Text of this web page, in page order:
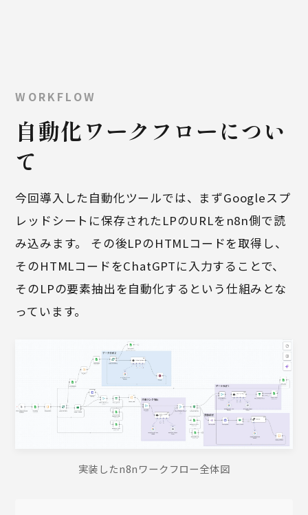
WORKFLOW
自動化ワークフローについ
て
今回導入した自動化ツールでは、まずGoogleスプ
レッドシートに保存されたLPのURLをn8n側で読
み込みます。 その後LPのHTMLコードを取得し、
そのHTMLコードをChatGPTに入力することで、
そのLPの要素抽出を自動化するという仕組みとな
っています。
実装したn8nワークフロー全体図